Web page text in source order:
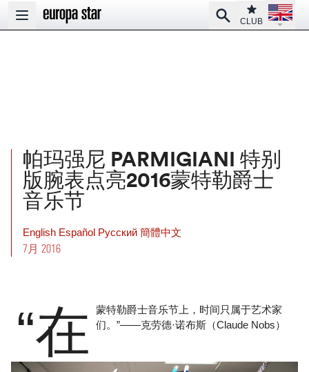
Open main menu
SearchClub
CLUB
Open
帕玛强尼 PARMIGIANI 特别
版腕表点亮2016蒙特勒爵士
音乐节
English Español Pусский 簡體中文
7月 2016
“在
蒙特勒爵士音乐节上，时间只属于艺术家
们。”——克劳德·诺布斯（Claude Nobs）